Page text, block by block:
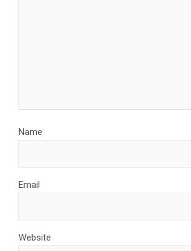
Name
Email
Website